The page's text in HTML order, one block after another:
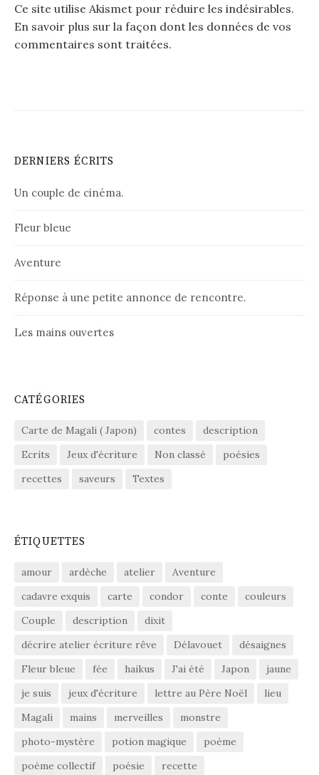
Ce site utilise Akismet pour réduire les indésirables.
En savoir plus sur la façon dont les données de vos
commentaires sont traitées.
DERNIERS ÉCRITS
Un couple de cinéma.
Fleur bleue
Aventure
Réponse à une petite annonce de rencontre.
Les mains ouvertes
CATÉGORIES
Carte de Magali ( Japon) contes
description
Ecrits
Jeux d'écriture Non classé
poésies
recettes
saveurs Textes
ÉTIQUETTES
amour ardèche atelier
Aventure
cadavre exquis
carte condor conte
couleurs
Couple
description
dixit
décrire atelier écriture rêve
Délavouet
désaignes
Fleur bleue
fée haikus J'ai été Japon
jaune
je suis
jeux d'écriture lettre au Père Noël
lieu
Magali
mains merveilles
monstre
photo-mystère
potion magique
poème
poème collectif
poésie recette